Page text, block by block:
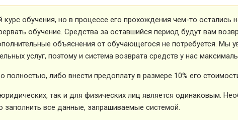
курс обучения, но в процессе его прохождения чем-то остались
обучение. Средства за оставшийся период будут вам
объяснения от обучающегося не потребуется. Мы
услуг, поэтому и система возврата средств у нас
полностью, либо внести предоплату в размере 10% его
так и для физических лиц является одинаковым.
заполнить все данные, запрашиваемые системой.